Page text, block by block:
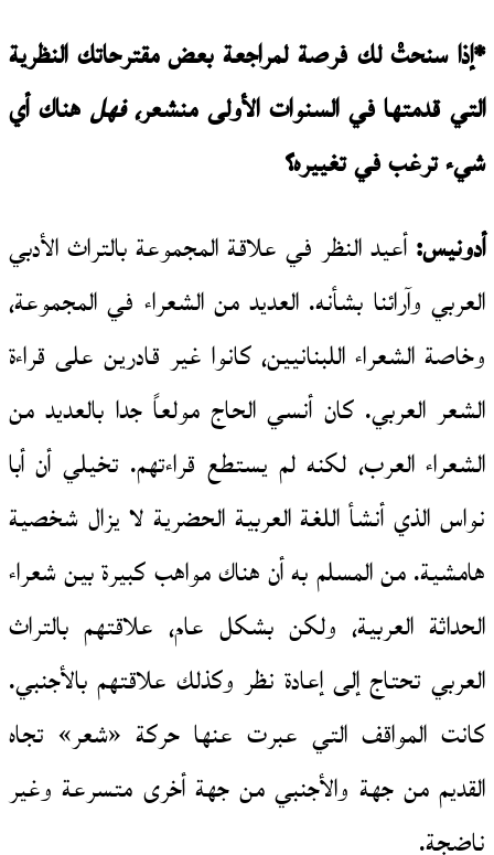
*إذا سنحتْ لك فرصة لمراجعة بعض مقترحاتك النظرية
التي قدمتها في السنوات الأولى منشعر، فهلهناك أي
شيء ترغب في تغييره؟
أدونيس:أعيد النظر في علاقة المجموعة بالتراث الأدبي
العربي وآرائنا بشأنه. العديد من الشعراء في المجموعة،
وخاصة الشعراء اللبنانيين، كانوا غير قادرين على قراءة
الشعر العربي. كان أنسي الحاج مولعاً جدا بالعديد من
الشعراء العرب، لكنه لم يستطع قراءتهم. تخيلي أن أبا
نواس الذي أنشأ اللغة العربية الحضرية لا يزال شخصية
هامشية. من المسلم به أن هناك مواهب كبيرة بين شعراء
الحداثة العربية، ولكن بشكل عام، علاقتهم بالتراث
العربي تحتاج إلى إعادة نظر وكذلك علاقتهم بالأجنبي.
كانت المواقف التي عبرت عنها حركة «شعر» تجاه
القديم من جهة والأجنبي من جهة أخرى متسرعة وغير